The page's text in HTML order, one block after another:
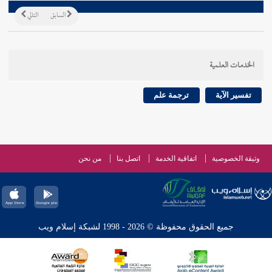
التالي السابق
الخدمات العلمية
تفسير الآية ترجمة علم
وثيقة الخصوصية اتفاقية الخدمة اتصل بنا من نحن
جميع الحقوق محفوظة © 2026 - 1998 لشبكة إسلام ويب